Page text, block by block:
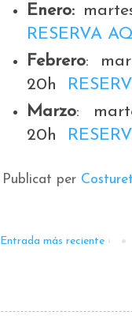
Enero:
RESERVA
Febrero:
20h
Marzo:
20h
Publicat per
Entrada más reciente